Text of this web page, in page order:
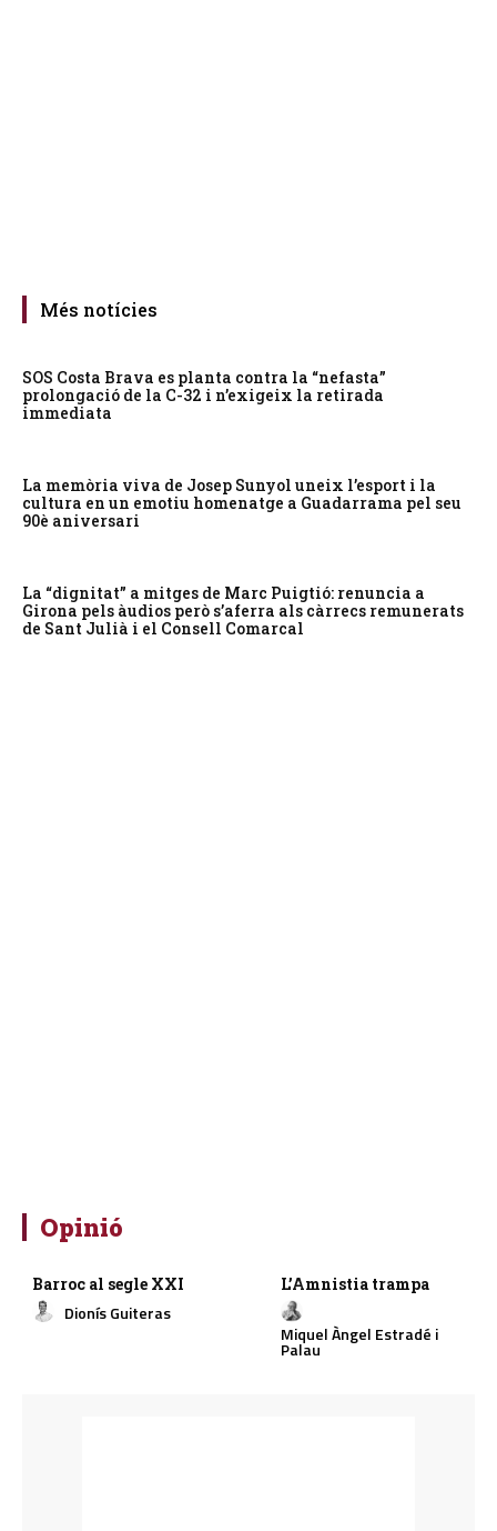
Més notícies
SOS Costa Brava es planta contra la “nefasta”
prolongació de la C-32 i n’exigeix la retirada
immediata
La memòria viva de Josep Sunyol uneix l’esport i la
cultura en un emotiu homenatge a Guadarrama pel seu
90è aniversari
La “dignitat” a mitges de Marc Puigtió: renuncia a
Girona pels àudios però s’aferra als càrrecs remunerats
de Sant Julià i el Consell Comarcal
Opinió
Barroc al segle XXI
Dionís Guiteras
L’Amnistia trampa
Miquel Àngel Estradé i
Palau